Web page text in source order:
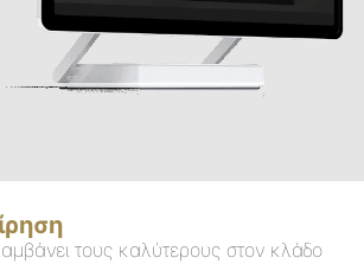
τους καλύτερους στον κλάδο